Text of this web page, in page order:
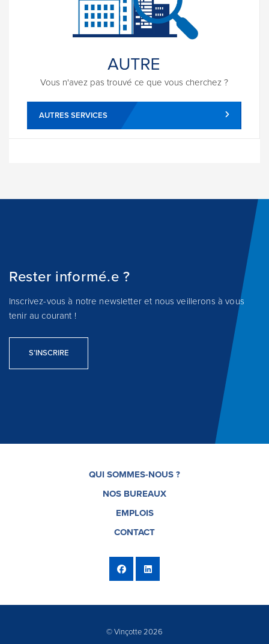
Vous n'avez pas trouvé ce que vous cherchez ?
AUTRES SERVICES
Rester informé.e ?
Inscrivez-vous à notre newsletter et nous veillerons à vous
tenir au courant !
S’INSCRIRE
QUI SOMMES-NOUS ?
NOS BUREAUX
EMPLOIS
CONTACT
© Vinçotte 2026